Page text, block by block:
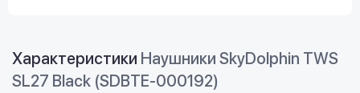
Характеристики Наушники SkyDolphin TWS
SL27 Black (SDBTE-000192)